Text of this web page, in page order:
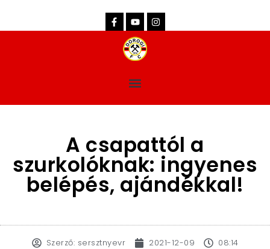
A csapattól a
szurkolóknak: ingyenes
belépés, ajándékkal!
Szerző: sersztnyevr 2021-12-09 08:14